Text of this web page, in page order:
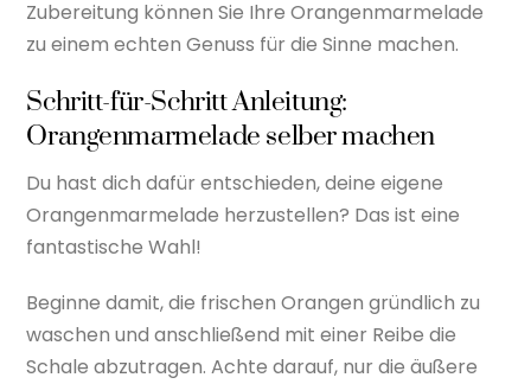
Zubereitung können Sie Ihre Orangenmarmelade
zu einem echten Genuss für die Sinne machen.
Schritt-für-Schritt Anleitung:
Orangenmarmelade selber machen
Du hast dich dafür entschieden, deine eigene
Orangenmarmelade herzustellen? Das ist eine
fantastische Wahl!
Beginne damit, die frischen Orangen gründlich zu
waschen und anschließend mit einer Reibe die
Schale abzutragen. Achte darauf, nur die äußere